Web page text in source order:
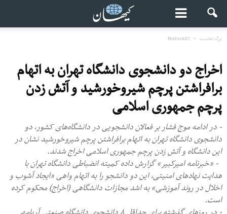
برگ نخست Featured2
اخراج دو دانشجوی دانشگاه تهران به اتهام
برافراشتن پرچم شیروخورشید و آتش زدن
پرچم جمهوری اسلامی
- در ادامه موج فشار بر فعالان دانشجویی در دانشگاه‌های کشور، دو
دانشجوی دانشگاه تهران به اتهام برافراشتن پرچم شیروخورشید نشان در
این دانشگاه و آتش زدن پرچم جمهوری اسلامی اخراج شدند.
- «خبرنامه امیرکبیر» گزارش داده کمیته انضباطی دانشگاه تهران با
هدایت نهادهای امنیتی، این دو دانشجو را به اتهام واهی «ایجاد آشوب و
اخلال در روند آموزشی» به اشد مجازات دانشگاهی (اخراج) محکوم کرده
است.